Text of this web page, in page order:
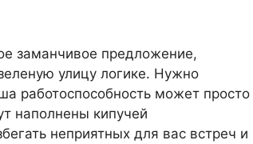
заманчивое предложение,
улицу логике. Нужно
работоспособность может просто
наполнены кипучей
неприятных для вас встреч и